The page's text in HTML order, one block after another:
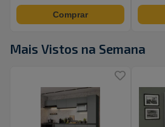
Comprar
Mais Vistos na Semana